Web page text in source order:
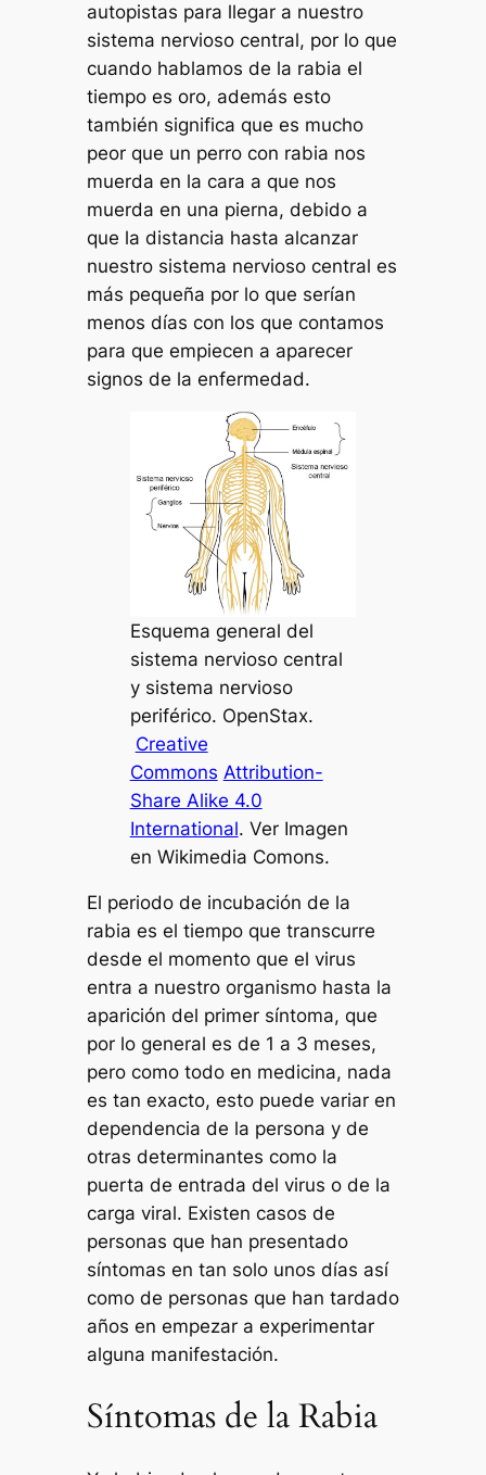
autopistas para llegar a nuestro
sistema nervioso central, por lo que
cuando hablamos de la rabia el
tiempo es oro, además esto
también significa que es mucho
peor que un perro con rabia nos
muerda en la cara a que nos
muerda en una pierna, debido a
que la distancia hasta alcanzar
nuestro sistema nervioso central es
más pequeña por lo que serían
menos días con los que contamos
para que empiecen a aparecer
signos de la enfermedad.
Esquema general del
sistema nervioso central
y sistema nervioso
periférico. OpenStax.
Creative
Commons Attribution-
Share Alike 4.0
International. Ver Imagen
en Wikimedia Comons.
El periodo de incubación de la
rabia es el tiempo que transcurre
desde el momento que el virus
entra a nuestro organismo hasta la
aparición del primer síntoma, que
por lo general es de 1 a 3 meses,
pero como todo en medicina, nada
es tan exacto, esto puede variar en
dependencia de la persona y de
otras determinantes como la
puerta de entrada del virus o de la
carga viral. Existen casos de
personas que han presentado
síntomas en tan solo unos días así
como de personas que han tardado
años en empezar a experimentar
alguna manifestación.
Síntomas de la Rabia